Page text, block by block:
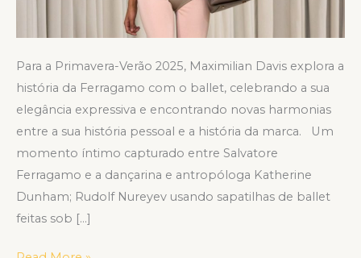
Para a Primavera-Verão 2025, Maximilian Davis explora a
história da Ferragamo com o ballet, celebrando a sua
elegância expressiva e encontrando novas harmonias
entre a sua história pessoal e a história da marca. Um
momento íntimo capturado entre Salvatore
Ferragamo e a dançarina e antropóloga Katherine
Dunham; Rudolf Nureyev usando sapatilhas de ballet
feitas sob […]